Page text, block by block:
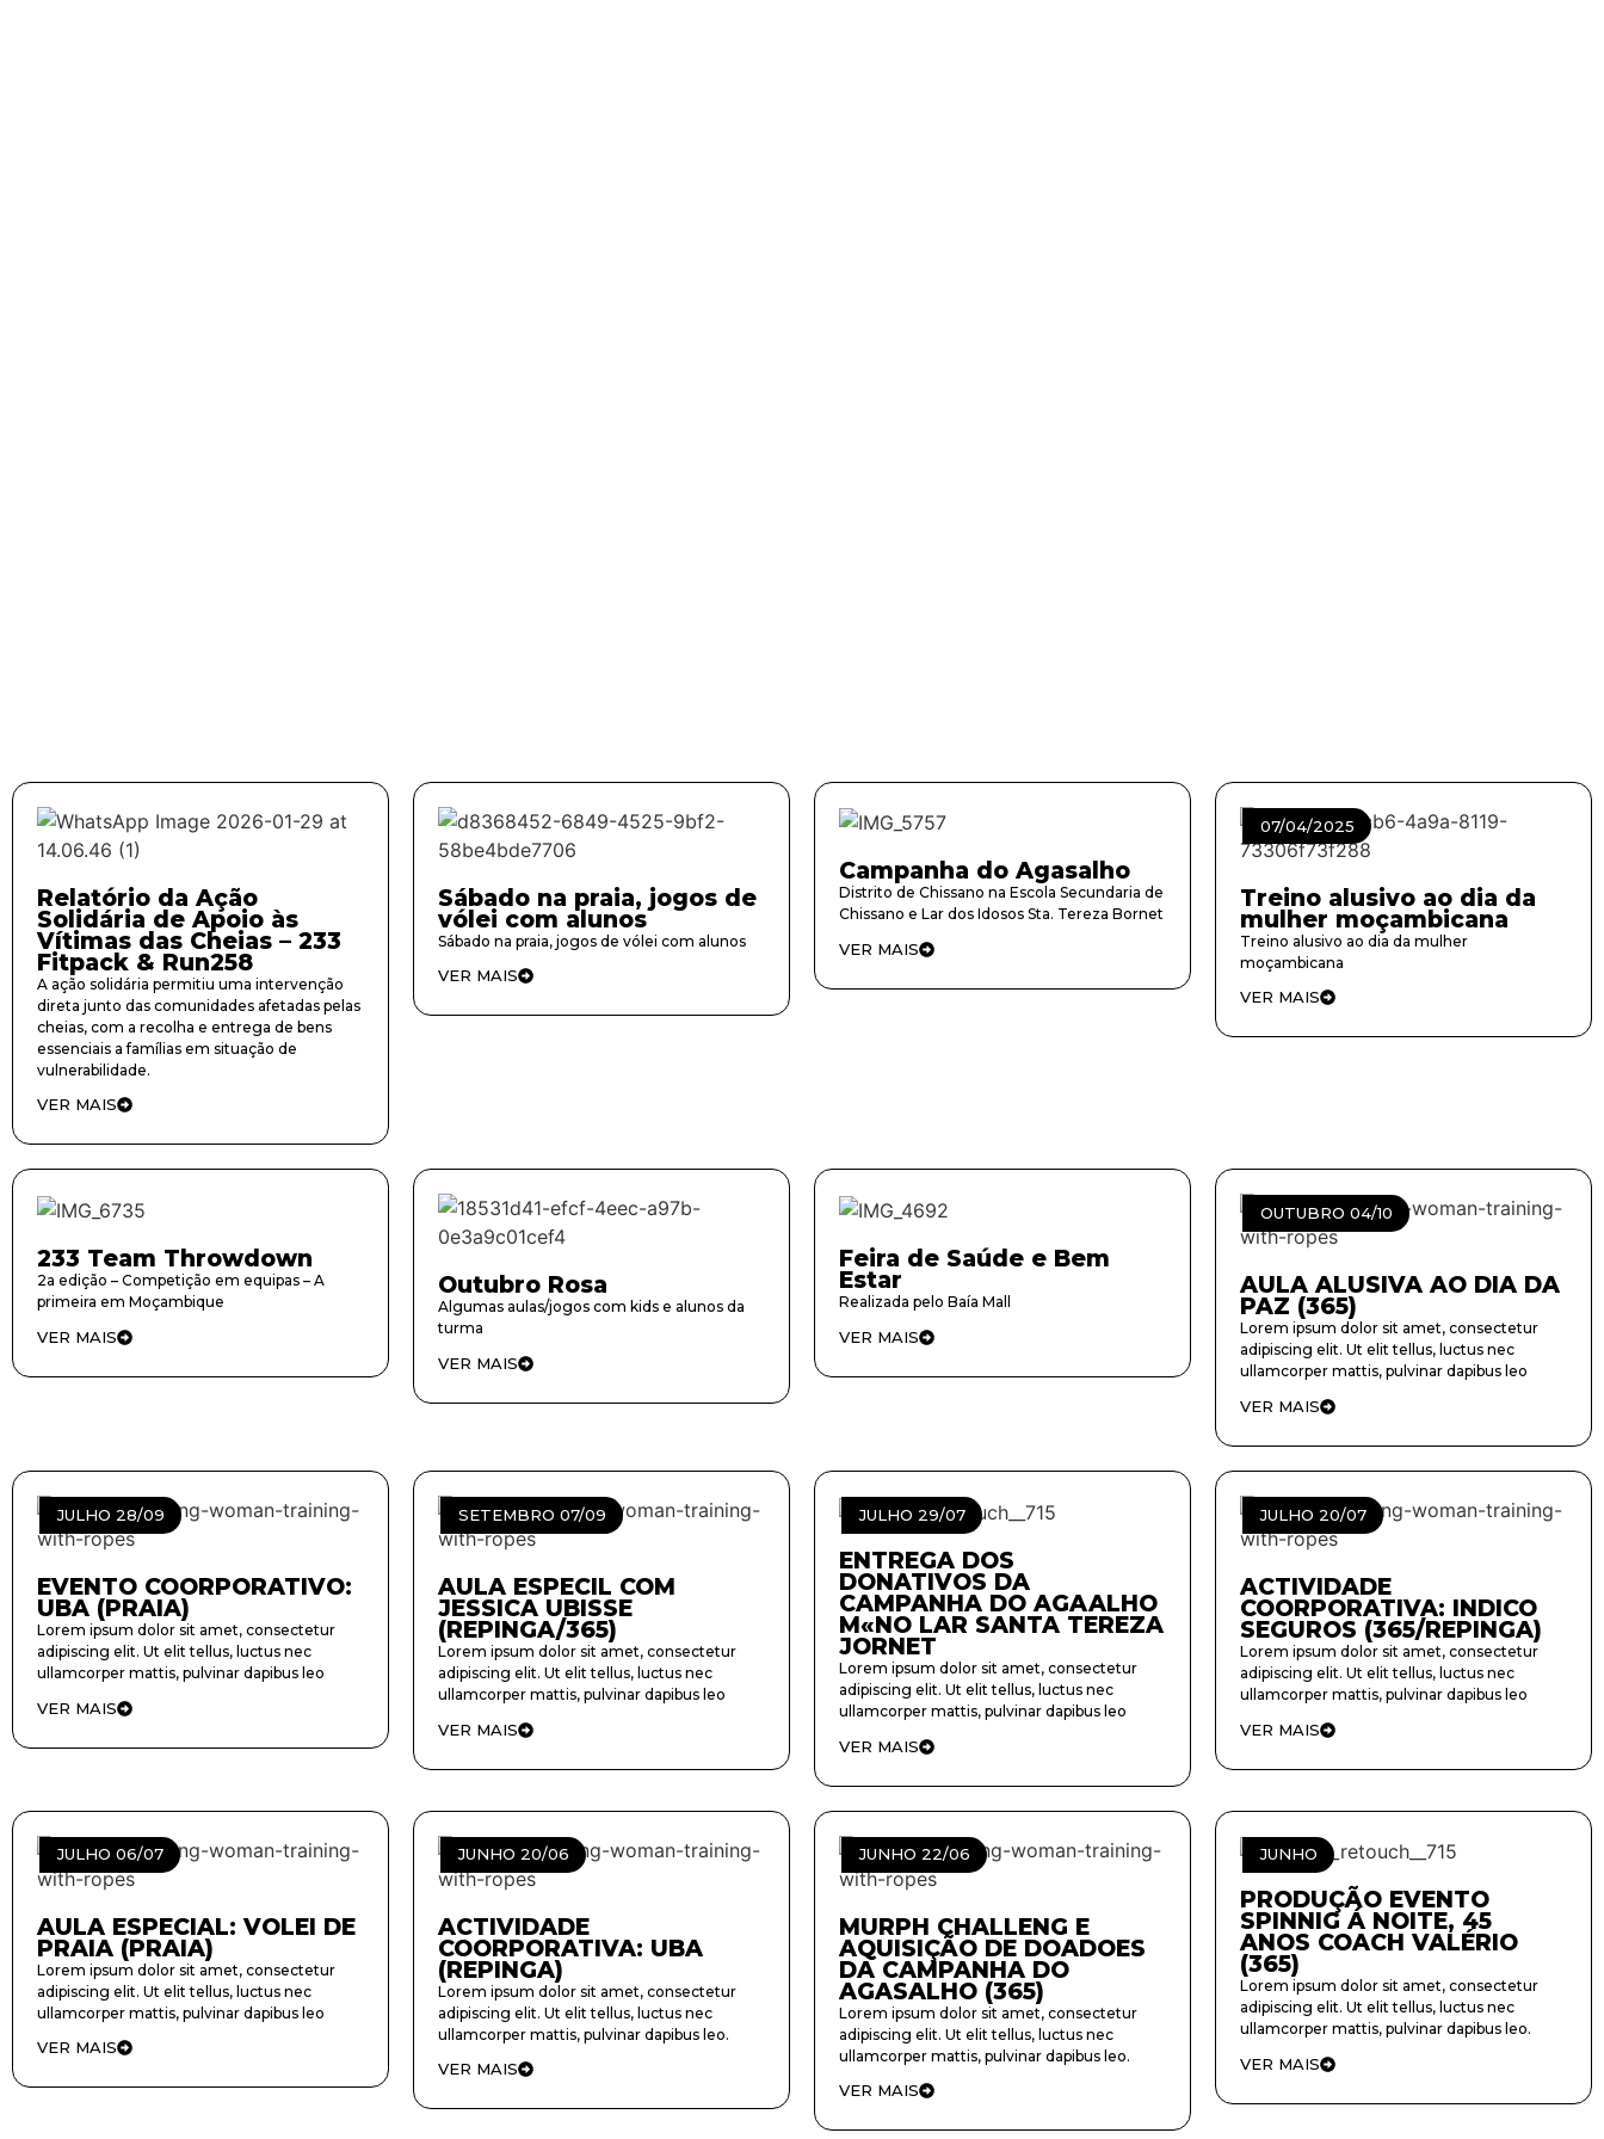
Relatório da Ação
Solidária de Apoio às
Vítimas das Cheias – 233
Fitpack & Run258
A ação solidária permitiu uma intervenção
direta junto das comunidades afetadas pelas
cheias, com a recolha e entrega de bens
essenciais a famílias em situação de
vulnerabilidade.
VER MAIS
Sábado na praia, jogos de
vólei com alunos
Sábado na praia, jogos de vólei com alunos
VER MAIS
Campanha do Agasalho
Distrito de Chissano na Escola Secundaria de
Chissano e Lar dos Idosos Sta. Tereza Bornet
VER MAIS
07/04/2025
Treino alusivo ao dia da
mulher moçambicana
Treino alusivo ao dia da mulher
moçambicana
VER MAIS
233 Team Throwdown
2a edição – Competição em equipas – A
primeira em Moçambique
VER MAIS
Outubro Rosa
Algumas aulas/jogos com kids e alunos da
turma
VER MAIS
Feira de Saúde e Bem
Estar
Realizada pelo Baía Mall
VER MAIS
OUTUBRO 04/10
AULA ALUSIVA AO DIA DA
PAZ (365)
Lorem ipsum dolor sit amet, consectetur
adipiscing elit. Ut elit tellus, luctus nec
ullamcorper mattis, pulvinar dapibus leo
VER MAIS
JULHO 28/09
EVENTO COORPORATIVO:
UBA (PRAIA)
Lorem ipsum dolor sit amet, consectetur
adipiscing elit. Ut elit tellus, luctus nec
ullamcorper mattis, pulvinar dapibus leo
VER MAIS
SETEMBRO 07/09
AULA ESPECIL COM
JESSICA UBISSE
(REPINGA/365)
Lorem ipsum dolor sit amet, consectetur
adipiscing elit. Ut elit tellus, luctus nec
ullamcorper mattis, pulvinar dapibus leo
VER MAIS
JULHO 29/07
ENTREGA DOS
DONATIVOS DA
CAMPANHA DO AGAALHO
M«NO LAR SANTA TEREZA
JORNET
Lorem ipsum dolor sit amet, consectetur
adipiscing elit. Ut elit tellus, luctus nec
ullamcorper mattis, pulvinar dapibus leo
VER MAIS
JULHO 20/07
ACTIVIDADE
COORPORATIVA: INDICO
SEGUROS (365/REPINGA)
Lorem ipsum dolor sit amet, consectetur
adipiscing elit. Ut elit tellus, luctus nec
ullamcorper mattis, pulvinar dapibus leo
VER MAIS
JULHO 06/07
AULA ESPECIAL: VOLEI DE
PRAIA (PRAIA)
Lorem ipsum dolor sit amet, consectetur
adipiscing elit. Ut elit tellus, luctus nec
ullamcorper mattis, pulvinar dapibus leo
VER MAIS
JUNHO 20/06
ACTIVIDADE
COORPORATIVA: UBA
(REPINGA)
Lorem ipsum dolor sit amet, consectetur
adipiscing elit. Ut elit tellus, luctus nec
ullamcorper mattis, pulvinar dapibus leo.
VER MAIS
JUNHO 22/06
MURPH CHALLENG E
AQUISIÇÃO DE DOADOES
DA CAMPANHA DO
AGASALHO (365)
Lorem ipsum dolor sit amet, consectetur
adipiscing elit. Ut elit tellus, luctus nec
ullamcorper mattis, pulvinar dapibus leo.
VER MAIS
JUNHO
PRODUÇÃO EVENTO
SPINNIG Á NOITE, 45
ANOS COACH VALÉRIO
(365)
Lorem ipsum dolor sit amet, consectetur
adipiscing elit. Ut elit tellus, luctus nec
ullamcorper mattis, pulvinar dapibus leo.
VER MAIS